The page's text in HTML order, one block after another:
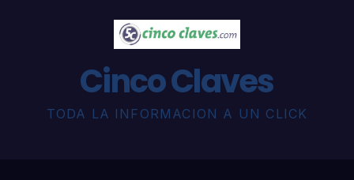
Cinco Claves
TODA LA INFORMACION A UN CLICK